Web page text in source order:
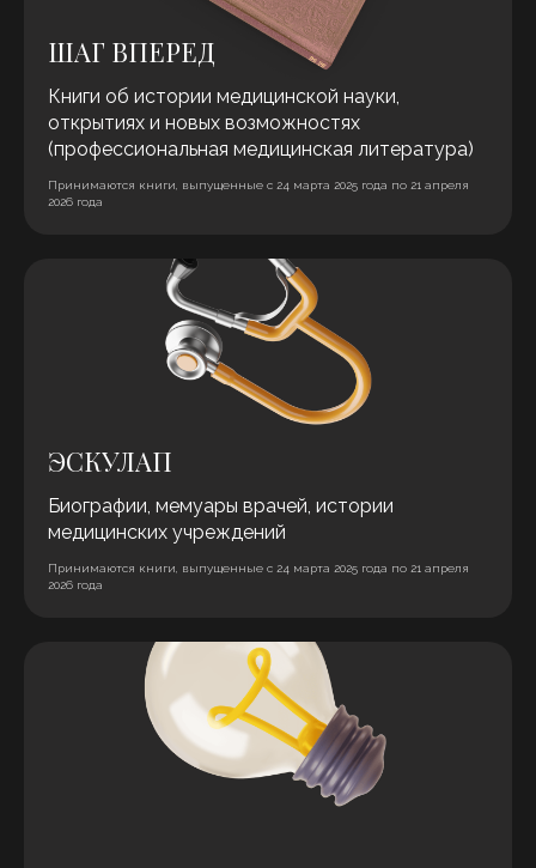
ШАГ ВПЕРЕД
Книги об истории медицинской науки,
открытиях и новых возможностях
(профессиональная медицинская литература)
Принимаются книги, выпущенные с 24 марта 2025 года по 21 апреля
2026 года
ЭСКУЛАП
Биографии, мемуары врачей, истории
медицинских учреждений
Принимаются книги, выпущенные с 24 марта 2025 года по 21 апреля
2026 года